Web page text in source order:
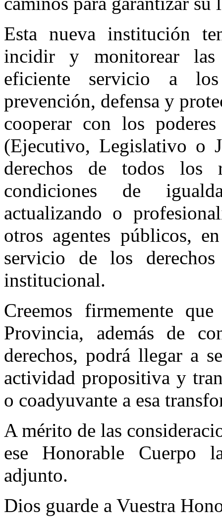
Esta nueva institución
incidir y monitorear las
eficiente servicio a
prevención, defensa y
cooperar con los
(Ejecutivo, Legislativo o
derechos de todos los
condiciones de
actualizando o
otros agentes públicos,
servicio de los
institucional.
Creemos firmemente
Provincia, además de
derechos, podrá llegar a
actividad propositiva y
o coadyuvante a esa
A mérito de las
ese Honorable Cuerpo
adjunto.
Dios guarde a Vuestra